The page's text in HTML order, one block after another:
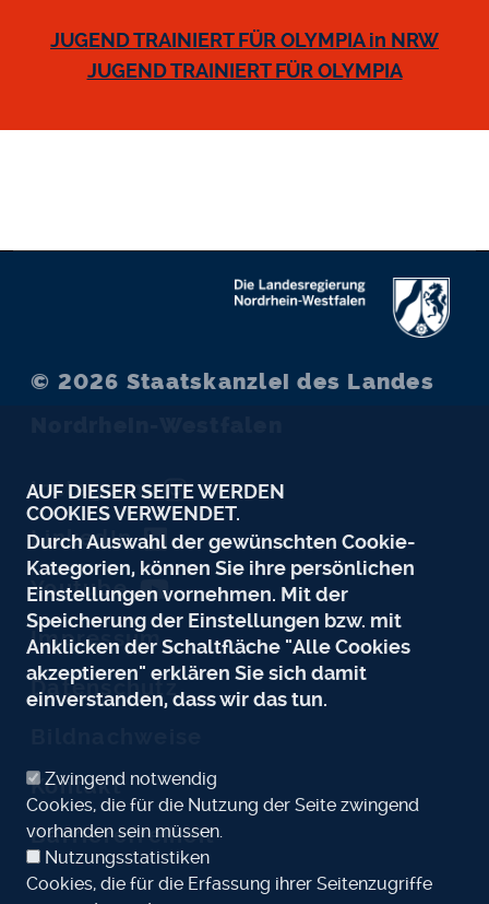
JUGEND TRAINIERT FÜR OLYMPIA in NRW
JUGEND TRAINIERT FÜR OLYMPIA
© 2026 Staatskanzlei des Landes
Instagram
LinkedIn
Youtube
Impressum
Datenschutz
Kontakt
Barrierefreiheit
AUF DIESER SEITE WERDEN
COOKIES VERWENDET.
Durch Auswahl der gewünschten Cookie-
Kategorien, können Sie ihre persönlichen
Einstellungen vornehmen. Mit der
Speicherung der Einstellungen bzw. mit
Anklicken der Schaltfläche "Alle Cookies
akzeptieren" erklären Sie sich damit
einverstanden, dass wir das tun.
Zwingend notwendig
Cookies, die für die Nutzung der Seite zwingend
vorhanden sein müssen.
Nutzungsstatistiken
Cookies, die für die Erfassung ihrer Seitenzugriffe